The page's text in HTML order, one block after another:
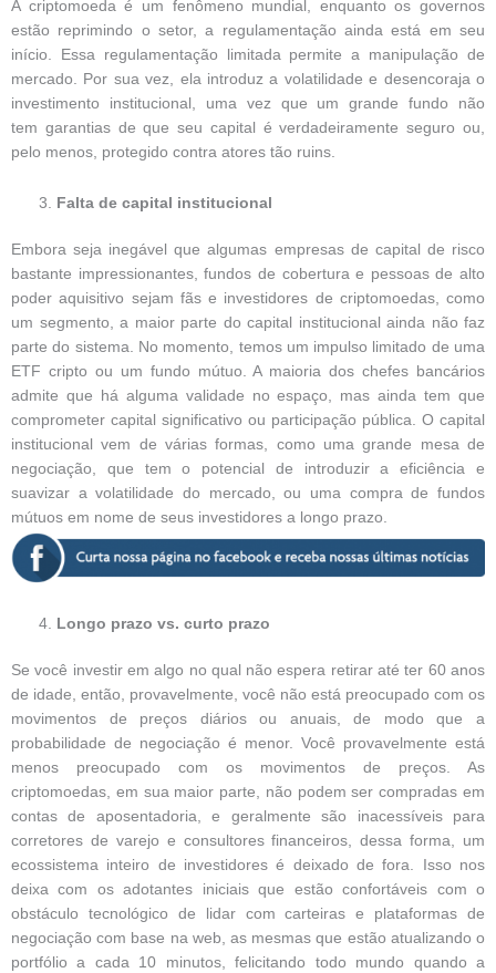
A criptomoeda é um fenômeno mundial, enquanto os governos
estão reprimindo o setor, a regulamentação ainda está em seu
início. Essa regulamentação limitada permite a manipulação de
mercado. Por sua vez, ela introduz a volatilidade e desencoraja o
investimento institucional, uma vez que um grande fundo não
tem garantias de que seu capital é verdadeiramente seguro ou,
pelo menos, protegido contra atores tão ruins.
Falta de capital institucional
Embora seja inegável que algumas empresas de capital de risco
bastante impressionantes, fundos de cobertura e pessoas de alto
poder aquisitivo sejam fãs e investidores de criptomoedas, como
um segmento, a maior parte do capital institucional ainda não faz
parte do sistema. No momento, temos um impulso limitado de uma
ETF cripto ou um fundo mútuo. A maioria dos chefes bancários
admite que há alguma validade no espaço, mas ainda tem que
comprometer capital significativo ou participação pública. O capital
institucional vem de várias formas, como uma grande mesa de
negociação, que tem o potencial de introduzir a eficiência e
suavizar a volatilidade do mercado, ou uma compra de fundos
mútuos em nome de seus investidores a longo prazo.
Longo prazo vs. curto prazo
Se você investir em algo no qual não espera retirar até ter 60 anos
de idade, então, provavelmente, você não está preocupado com os
movimentos de preços diários ou anuais, de modo que a
probabilidade de negociação é menor. Você provavelmente está
menos preocupado com os movimentos de preços. As
criptomoedas, em sua maior parte, não podem ser compradas em
contas de aposentadoria, e geralmente são inacessíveis para
corretores de varejo e consultores financeiros, dessa forma, um
ecossistema inteiro de investidores é deixado de fora. Isso nos
deixa com os adotantes iniciais que estão confortáveis com o
obstáculo tecnológico de lidar com carteiras e plataformas de
negociação com base na web, as mesmas que estão atualizando o
portfólio a cada 10 minutos, felicitando todo mundo quando a